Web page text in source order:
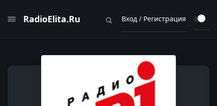
RadioElita.Ru Вход / Регистрация